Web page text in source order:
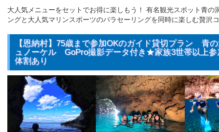
大人気メニューをセットでお得に楽しもう！ 有名観光スポット青の
ングと大人気マリンスポーツのパラセーリングを同時に楽しむ贅沢
【恩納村】75歳まで参加OKのガイド貸切プラン 青
ュノーケル GoPro撮影データ付き★家族3世帯以上参
体割あり